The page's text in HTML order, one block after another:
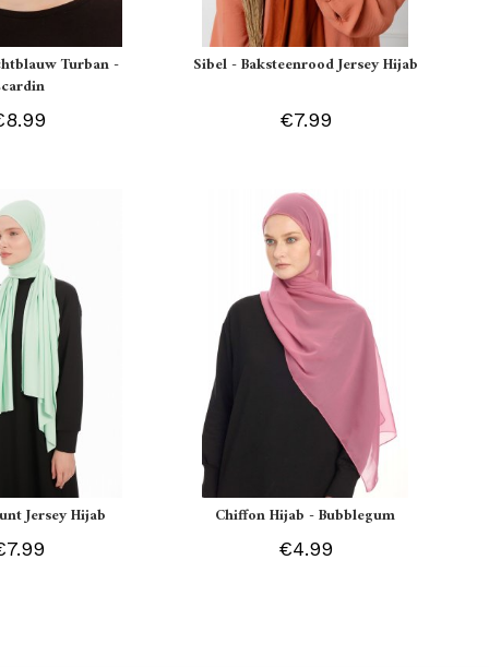
Turban -
Sibel - Baksteenrood Jersey Hijab
€7.99
Jersey Hijab Chiffon Hijab - Bubblegum
€4.99